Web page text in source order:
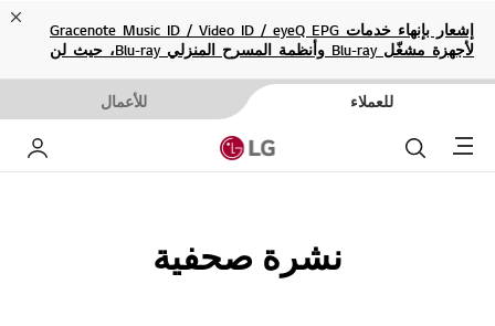
إشعار بإنهاء خدمات Gracenote Music ID / Video ID / eyeQ EPG
لأجهزة مشغّل Blu-ray وأنظمة المسرح المنزلي Blu-ray، حيث لن
للعملاء للأعمال
Menu
نشرة صحفية